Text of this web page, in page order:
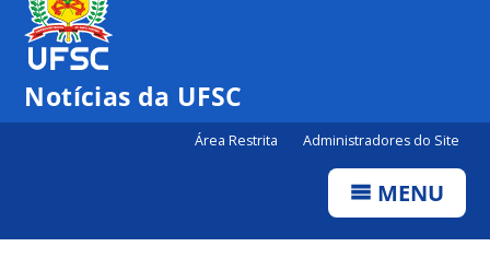
Notícias da UFSC
Área Restrita Administradores do Site
MENU